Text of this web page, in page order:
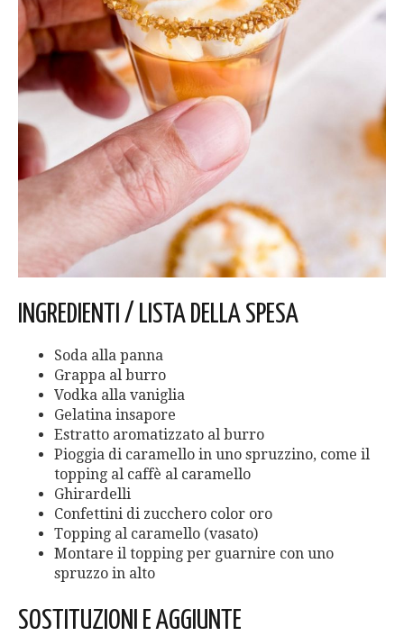
INGREDIENTI / LISTA DELLA SPESA
Soda alla panna
Grappa al burro
Vodka alla vaniglia
Gelatina insapore
Estratto aromatizzato al burro
Pioggia di caramello in uno spruzzino, come il
topping al caffè al caramello
Ghirardelli
Confettini di zucchero color oro
Topping al caramello (vasato)
Montare il topping per guarnire con uno
spruzzo in alto
SOSTITUZIONI E AGGIUNTE